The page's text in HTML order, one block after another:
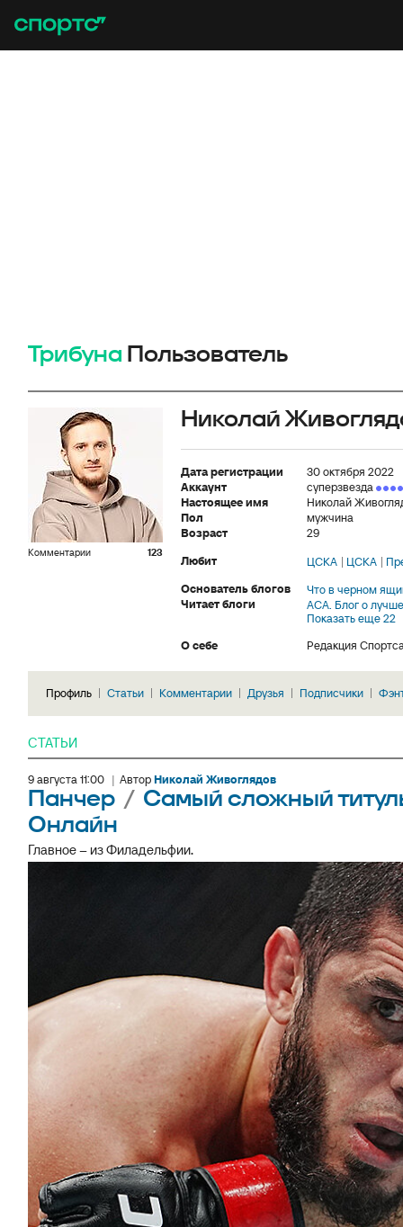
Трибуна Пользователь
Комментарии 123
Николай
Дата регистрации
30 октября 2022
Аккаунт
суперзвезда
Настоящее имя
Николай
Пол
мужчина
Возраст
29
Любит
ЦСКА ЦСКА
Основатель блогов
Что в черном
Читает блоги
ACA. Блог о
Показать еще 22
О себе
Редакция
Профиль Статьи Комментарии Друзья Подписчики
СТАТЬИ
9 августа 11:00 | АвторНиколай Живоглядов
Панчер / Самый сложный
Онлайн
Главное – из Филадельфии.